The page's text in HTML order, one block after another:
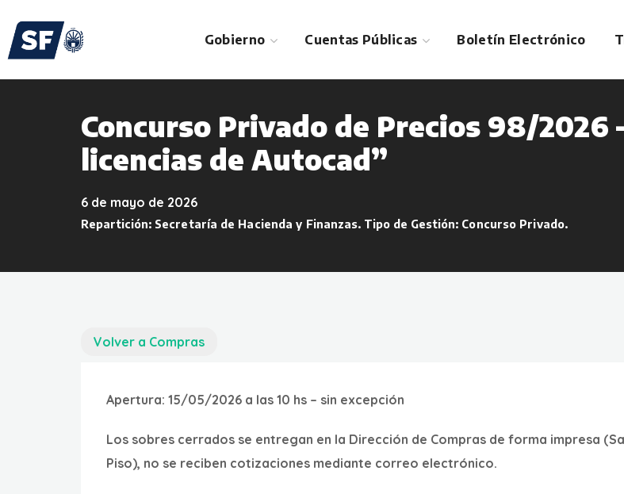
Gobierno Cuentas Públicas Boletín Electrónico
Concurso Privado de Precios 98/2026
licencias de Autocad”
6 de mayo de 2026
Repartición: Secretaría de Hacienda y Finanzas. Tipo de Gestión: Concurso Privado.
Volver a Compras
Apertura: 15/05/2026 a las 10 hs – sin excepción
Los sobres cerrados se entregan en la Dirección de Compras de forma impresa
Piso), no se reciben cotizaciones mediante correo electrónico.